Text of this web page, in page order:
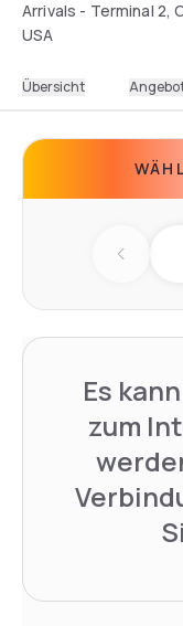
Arrivals - Terminal 2,
USA
Übersicht
Es
zum